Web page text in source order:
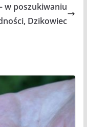
w poszukiwaniu
Dzikowiec